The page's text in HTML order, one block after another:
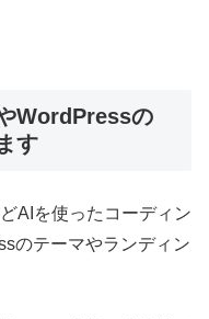
WordPressの
す
AIを使ったコーディン
のテーマやランディン